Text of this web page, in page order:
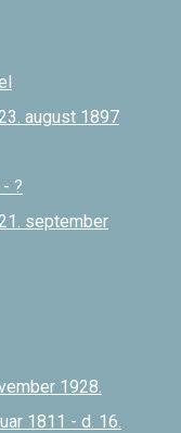
august 1897
?
september
1928.
1811 - d. 16.